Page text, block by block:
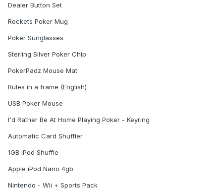
Dealer Button Set
Rockets Poker Mug
Poker Sunglasses
Sterling Silver Poker Chip
PokerPadz Mouse Mat
Rules in a frame (English)
USB Poker Mouse
I'd Rather Be At Home Playing Poker - Keyring
Automatic Card Shuffler
1GB iPod Shuffle
Apple iPod Nano 4gb
Nintendo - Wii + Sports Pack